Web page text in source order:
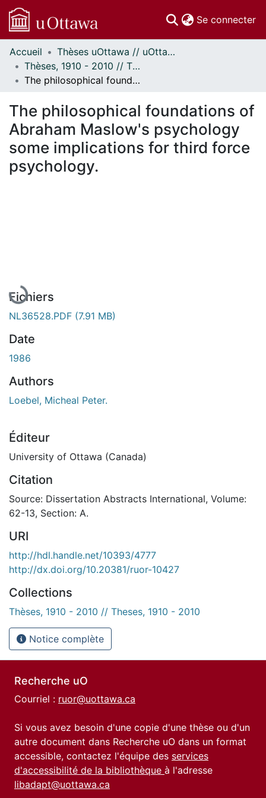
Se connecter
Communautés
et collections
Parcourir
À propos
Accueil
Thèses uOttawa // uOttawa Theses
Thèses, 1910 - 2010 // Theses, 1910 - 2010
The philosophical foundations of Abraham Maslow's psychology some implications for third force psychology.
The philosophical foundations of
Abraham Maslow's psychology
some implications for third force
psychology.
Fichiers
NL36528.PDF (7.91 MB)
Date
1986
Authors
Loebel, Micheal Peter.
Éditeur
University of Ottawa (Canada)
Citation
Source: Dissertation Abstracts International, Volume:
62-13, Section: A.
URI
http://hdl.handle.net/10393/4777
http://dx.doi.org/10.20381/ruor-10427
Collections
Thèses, 1910 - 2010 // Theses, 1910 - 2010
Notice complète
Recherche uO
Courriel : ruor@uottawa.ca
Si vous avez besoin d'une copie d'une thèse ou d'un
autre document dans Recherche uO dans un format
accessible, contactez l'équipe des services
d'accessibilité de la bibliothèque à l'adresse
libadapt@uottawa.ca